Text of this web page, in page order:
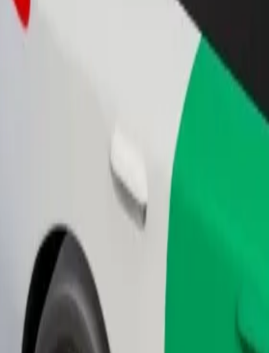
Füge ein Restaurant
Erreiche mehr
steigere deinen Umsatz
svätého Jána Nepomuckého
svätého Jána Nepomuckého kommen? Entdecke unsere
nur wenige Klicks entfernt!
Alltagsfahrzeugen.